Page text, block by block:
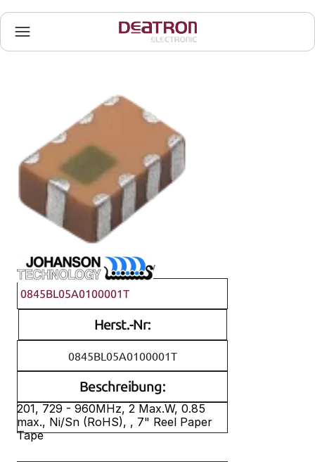
Johanson Technology
0845BL05A0100001T
Herst.-Nr:
0845BL05A0100001T
Beschreibung:
201, 729 - 960MHz, 2 Max.W, 0.85
max., Ni/Sn (RoHS), , 7" Reel Paper
Tape